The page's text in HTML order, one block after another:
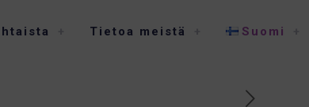
Tietoa meistä Suomi